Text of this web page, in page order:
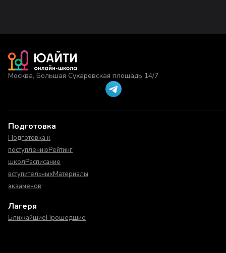
Москва, Большая Сухаревская площадь 14/7
Подготовка
Подготовка к
поступлениюРейтинг
школРасписание
вступительныхМатериалы
экзаменов
Лагеря
БлижайшиеПрошедшие